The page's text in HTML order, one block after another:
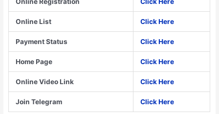
Online List Click Here
Payment Status Click Here
Home Page Click Here
Online Video Link Click Here
Join Telegram Click Here